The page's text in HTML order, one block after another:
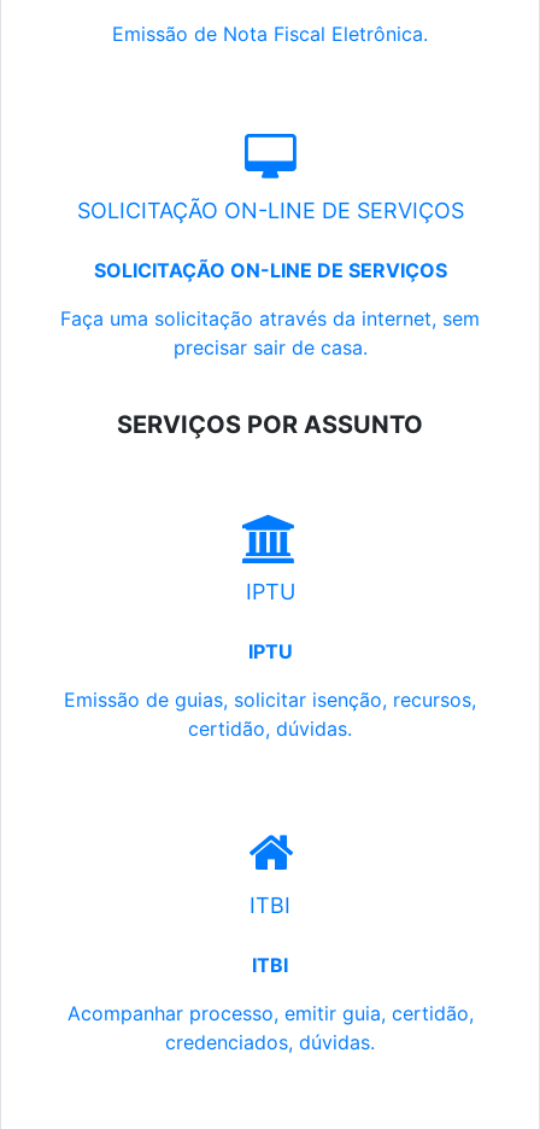
Emissão de Nota Fiscal Eletrônica.
SOLICITAÇÃO ON-LINE DE SERVIÇOS
SOLICITAÇÃO ON-LINE DE SERVIÇOS
Faça uma solicitação através da internet, sem
precisar sair de casa.
SERVIÇOS POR ASSUNTO
IPTU
IPTU
Emissão de guias, solicitar isenção, recursos,
certidão, dúvidas.
ITBI
ITBI
Acompanhar processo, emitir guia, certidão,
credenciados, dúvidas.